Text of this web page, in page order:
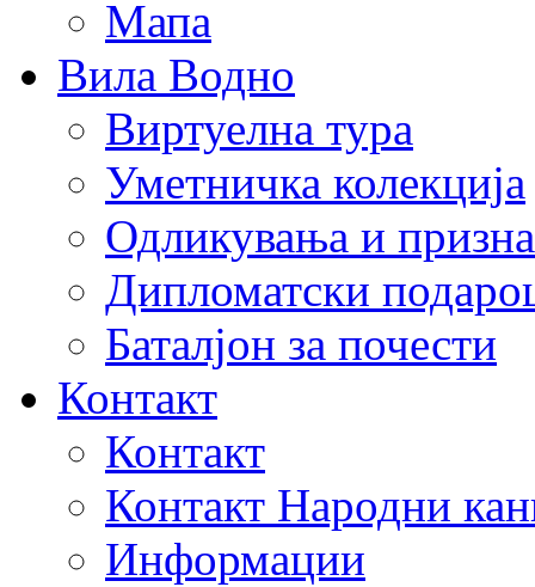
Мапа
Вила Водно
Виртуелна тура
Уметничка колекција
Одликувања и
Дипломатски
Баталјон за почести
Контакт
Контакт
Контакт Народни
Информации